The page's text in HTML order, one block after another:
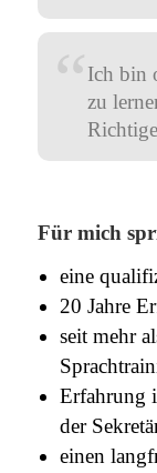
“Ich bin
zu
Für mich
eine
20 Jahre
seit mehr
Erfahrung
der
einen